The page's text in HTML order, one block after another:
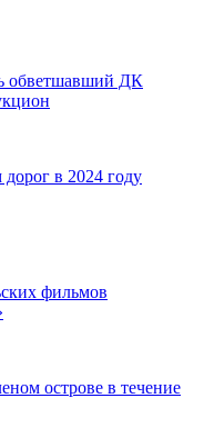
обветшавший ДК
в 2024 году
фильмов
острове в течение